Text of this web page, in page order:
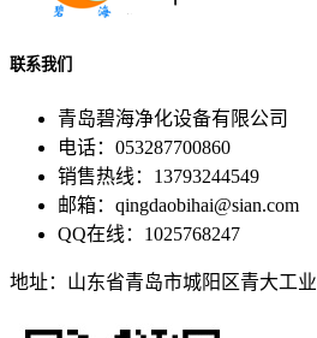
联系我们
青岛碧海净化设备有限公司
电话：053287700860
销售热线：13793244549
邮箱：qingdaobihai@sian.com
QQ在线：1025768247
地址：山东省青岛市城阳区青大工业